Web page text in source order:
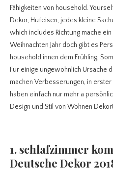
Fähigkeiten von household.
Dekor, Hufeisen, jedes kleine
which includes Richtung mache
Weihnachten Jahr doch gibt es
household innen dem Frühling,
Für einige ungewöhnlich Ursache
machen Verbesserungen, in
haben einfach nur mehr a
Design und Stil von Wohnen Dekor!
1. schlafzimmer
Deutsche Dekor